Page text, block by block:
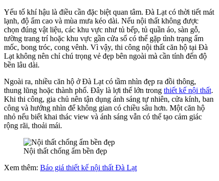
Yếu tố khí hậu là điều cần đặc biệt quan tâm. Đà Lạt có thời tiết mát
lạnh, độ ẩm cao và mùa mưa kéo dài. Nếu nội thất không được
chọn đúng vật liệu, các khu vực như tủ bếp, tủ quần áo, sàn gỗ,
tường trang trí hoặc khu vực gần cửa sổ có thể gặp tình trạng ẩm
mốc, bong tróc, cong vênh. Vì vậy, thi công nội thất căn hộ tại Đà
Lạt không nên chỉ chú trọng vẻ đẹp bên ngoài mà cần tính đến độ
bền lâu dài.
Ngoài ra, nhiều căn hộ ở Đà Lạt có tầm nhìn đẹp ra đồi thông,
thung lũng hoặc thành phố. Đây là lợi thế lớn trong thiết kế nội thất.
Khi thi công, gia chủ nên tận dụng ánh sáng tự nhiên, cửa kính, ban
công và hướng nhìn để không gian có chiều sâu hơn. Một căn hộ
nhỏ nếu biết khai thác view và ánh sáng vẫn có thể tạo cảm giác
rộng rãi, thoải mái.
Nội thất chống ẩm bền đẹp
Xem thêm: Báo giá thiết kế nội thất Đà Lạt